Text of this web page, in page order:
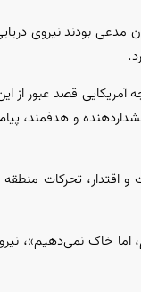
بودند نیروی
آمریکایی قصد عبور
و هدفمند، پیام
تحرکات
خاک نمی‌دهیم»،